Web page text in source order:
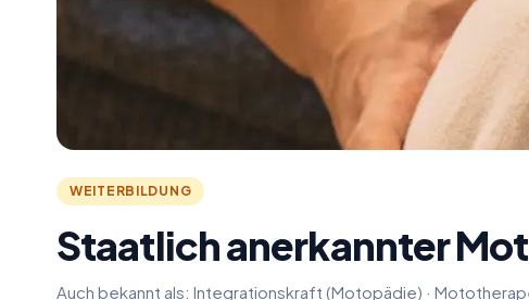
WEITERBILDUNG
Staatlich anerkannter
Auch bekannt als: Integrationskraft (Motopädie) ·